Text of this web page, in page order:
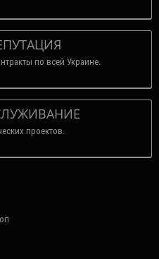
по всей Украине.
проектов.